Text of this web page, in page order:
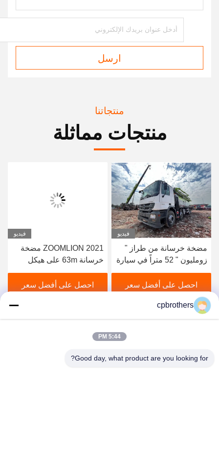
ارسل
منتجاتنا
منتجات مماثلة
فيديو
2021 ZOOMLION مضخة
خرسانة 63m على هيكل
مرسيدس بنز للبيع
احصل على أفضل سعر
فيديو
عملية التصنيع الهيدروليكية
المستخدمة شاحنة مضخة
خرسانة 46 متر لشركة
بوتزماستر في عام 2014
احصل على أفضل سعر
cpbrothers
5:44 PM
Good day, what product are you looking for?